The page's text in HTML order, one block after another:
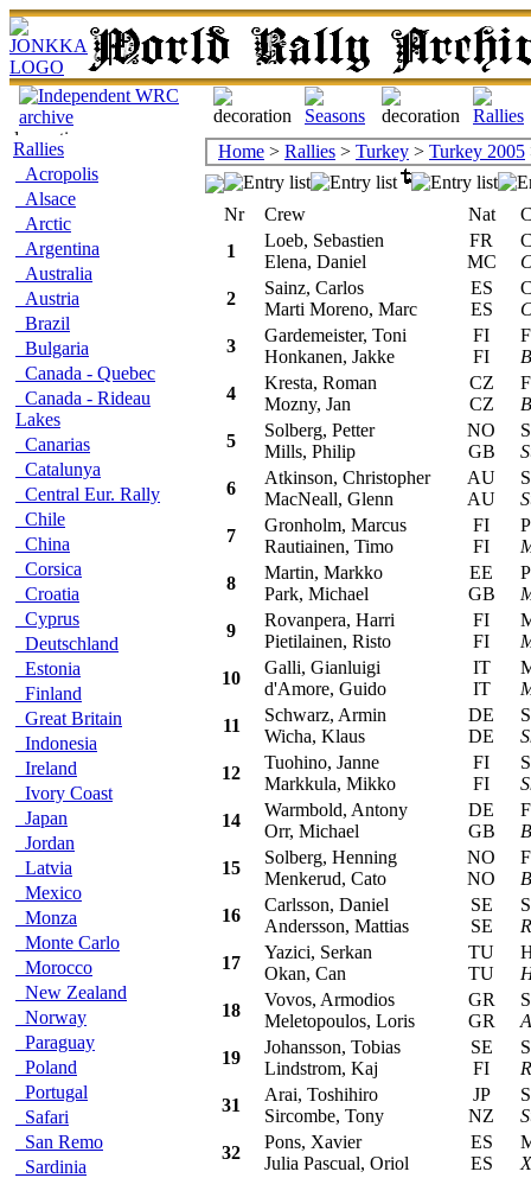
Rallies
Acropolis
Alsace
Arctic
Argentina
Australia
Austria
Brazil
Bulgaria
Canada - Quebec
Canada - Rideau
Lakes
Canarias
Catalunya
Central Eur. Rally
Chile
China
Corsica
Croatia
Cyprus
Deutschland
Estonia
Finland
Great Britain
Indonesia
Ireland
Ivory Coast
Japan
Jordan
Latvia
Mexico
Monza
Monte Carlo
Morocco
New Zealand
Norway
Paraguay
Poland
Portugal
Safari
San Remo
Sardinia
Home > Rallies > Turkey > Turkey 2005
Nr Crew Nat
1
Loeb, Sebastien
Elena, Daniel
FR
MC
2
Sainz, Carlos
Marti Moreno, Marc
ES
ES
3
Gardemeister, Toni
Honkanen, Jakke
FI
FI
4
Kresta, Roman
Mozny, Jan
CZ
CZ
5
Solberg, Petter
Mills, Philip
NO
GB
6
Atkinson, Christopher
MacNeall, Glenn
AU
AU
7
Gronholm, Marcus
Rautiainen, Timo
FI
FI
8
Martin, Markko
Park, Michael
EE
GB
9
Rovanpera, Harri
Pietilainen, Risto
FI
FI
10
Galli, Gianluigi
d'Amore, Guido
IT
IT
11
Schwarz, Armin
Wicha, Klaus
DE
DE
12
Tuohino, Janne
Markkula, Mikko
FI
FI
14
Warmbold, Antony
Orr, Michael
DE
GB
15
Solberg, Henning
Menkerud, Cato
NO
NO
16
Carlsson, Daniel
Andersson, Mattias
SE
SE
17
Yazici, Serkan
Okan, Can
TU
TU
18
Vovos, Armodios
Meletopoulos, Loris
GR
GR
19
Johansson, Tobias
Lindstrom, Kaj
SE
FI
31
Arai, Toshihiro
Sircombe, Tony
JP
NZ
32
Pons, Xavier
Julia Pascual, Oriol
ES
ES